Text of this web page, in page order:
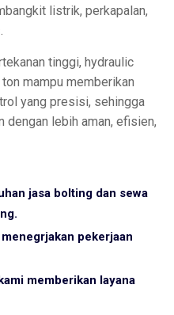
listrik, perkapalan,
tinggi, hydraulic
mampu memberikan
yang presisi, sehingga
dengan lebih aman, efisien,
jasa bolting dan sewa
pekerjaan
memberikan layana